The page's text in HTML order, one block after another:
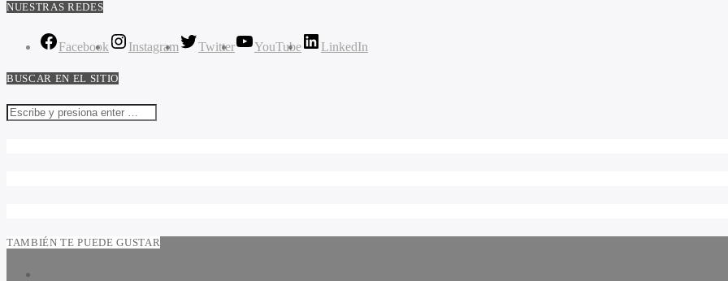
NUESTRAS REDES
Facebook Instagram Twitter YouTube LinkedIn
BUSCAR EN EL SITIO
TAMBIÉN TE PUEDE GUSTAR